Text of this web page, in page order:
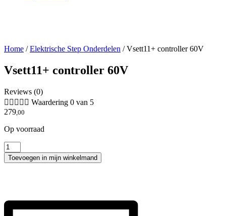
Home /Elektrische Step Onderdelen /Vsett11+ controller 60V
Vsett11+ controller 60V
Reviews (0)
     Waardering 0 van 5
279 ,00
Op voorraad
Vsett11+
controller
60V
Toevoegen in mijn winkelmand